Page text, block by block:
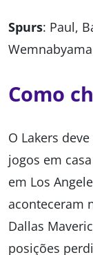
Spurs: Paul,
Wemnabyama
Como
O Lakers
jogos em
em Los
aconteceram
Dallas
posições